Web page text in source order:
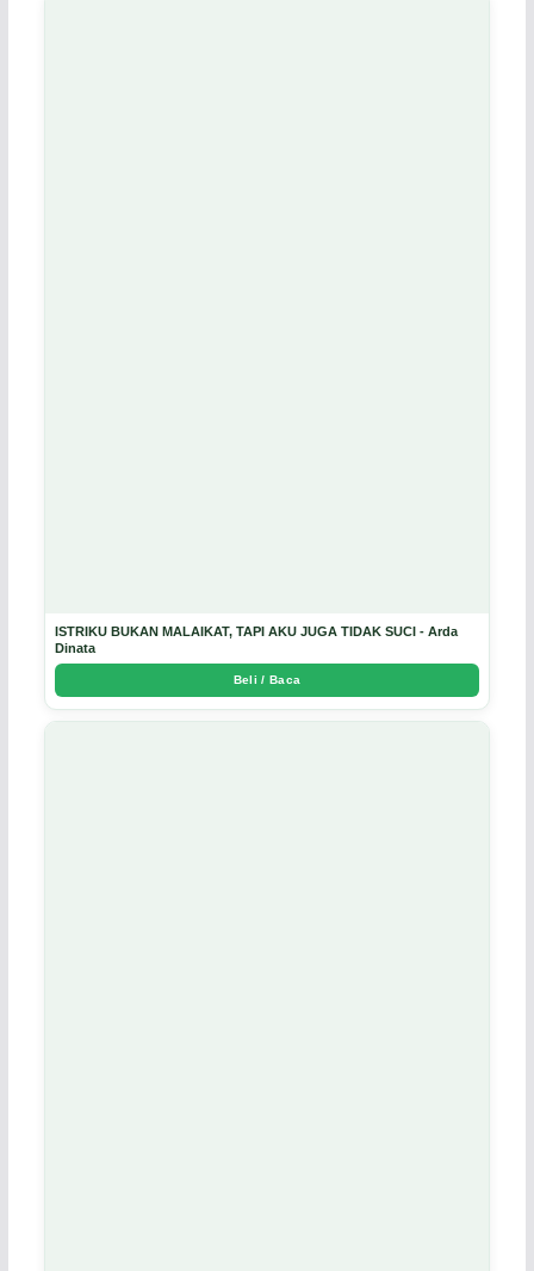
ISTRIKU BUKAN MALAIKAT, TAPI AKU JUGA TIDAK SUCI - Arda
Dinata
Beli / Baca